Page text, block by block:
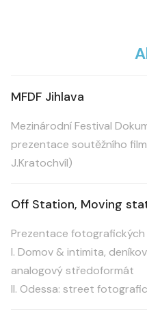
MFDF Jihlava
Mezinárodní Festival
prezentace soutěžního
J.Kratochvíl)
Off Station, Moving
Prezentace fotografických
l. Domov & intimita,
analogový středoformát
ll. Odessa: street